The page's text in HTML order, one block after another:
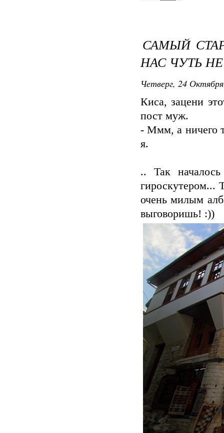
САМЫЙ
НАС ЧУТЬ
Четверг, 24
Киса, зацени
пост муж.
- Ммм, а ничего
я.
.. Так началось
гироскутером...
очень милым
выговоришь! :))